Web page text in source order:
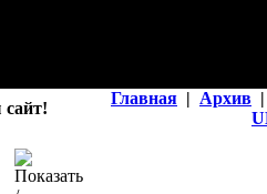
Главная | Архив |